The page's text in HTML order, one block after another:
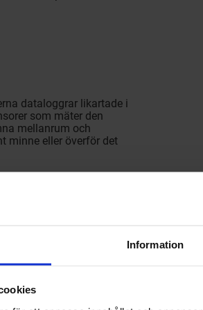
Information
dataloggrar likartade i
som mäter den
mellanrum och
minne eller överför det
alltid digitalt och
avläsning som en
av den inspelade
så att en
datan kan utföras på
att de uppmätta
eller att kylkedjan
utfärda en
på att bestämma de